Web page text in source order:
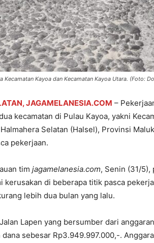
Kecamatan Kayoa dan Kecamatan Kayoa Utara. (Foto:
JAGAMELANESIA.COM –
kecamatan di Pulau Kayoa, yakni
Selatan (Halsel), Provinsi
pekerjaan.
tim jagamelanesia.com, Senin (31/5),
kerusakan di beberapa titik pasca
lebih dua bulan yang lalu.
Lapen yang bersumber dari
sebesar Rp3.949.997.000,-.